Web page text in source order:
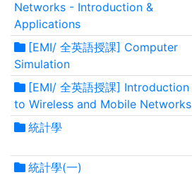
Networks - Introduction &
Applications
[EMI/ 全英語授課] Computer
Simulation
[EMI/ 全英語授課] Introduction
to Wireless and Mobile Networks
統計學
統計學(一)